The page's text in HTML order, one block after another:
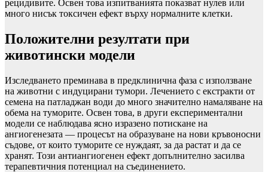
рецидивите. Освен това изпитванията показват нулев или
много нисък токсичен ефект върху нормалните клетки.
Положителни резултати при
животински модели
Изследването преминава в предклинична фаза с използване
на животни с индуцирани тумори. Лечението с екстракти от
семена на патладжан води до много значително намаляване на
обема на туморите. Освен това, в други експериментални
модели се наблюдава ясно изразено потискане на
ангиогенезата — процесът на образуване на нови кръвоносни
съдове, от които туморите се нуждаят, за да растат и да се
хранят. Този антиангиогенен ефект допълнително засилва
терапевтичния потенциал на съединението.